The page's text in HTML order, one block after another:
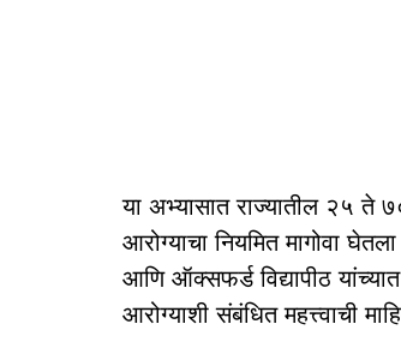
या अभ्यासात राज्यातील २५ ते
आरोग्याचा नियमित मागोवा
आणि ऑक्सफर्ड विद्यापीठ
आरोग्याशी संबंधित महत्त्वाची